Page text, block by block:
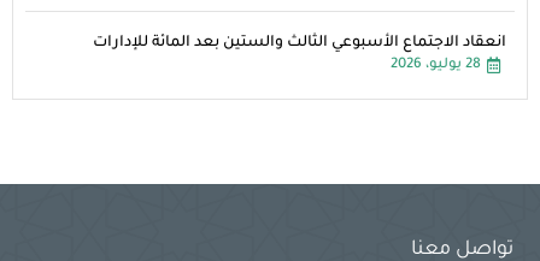
انعقاد الاجتماع الأسبوعي الثالث والستين بعد المائة للإدارات
28 يوليو، 2026
تواصل معنا